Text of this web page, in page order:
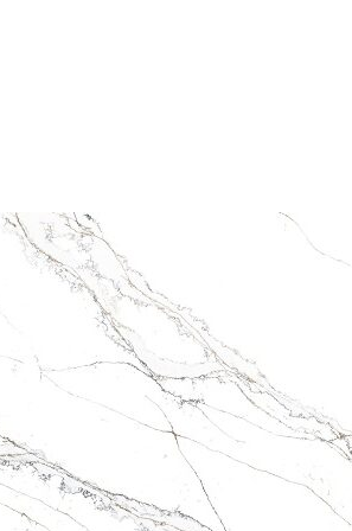
0110421554
Khu đô thị mới Trung Văn, đường
nhà 59, Dãy 1, Khu tập thể công an